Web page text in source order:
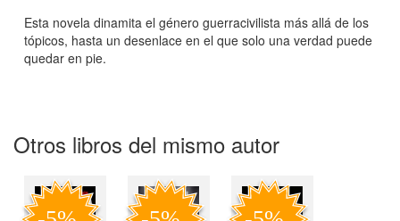
Esta novela dinamita el género guerracivilista más allá de los
tópicos, hasta un desenlace en el que solo una verdad puede
quedar en pie.
Otros libros del mismo autor